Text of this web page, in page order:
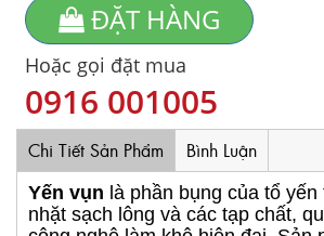
ĐẶT HÀNG
Hoặc gọi đặt mua
0916 001005
Chi Tiết Sản Phẩm Bình Luận
Yến vụn là phần bụng của tổ
nhặt sạch lông và các tạp chất,